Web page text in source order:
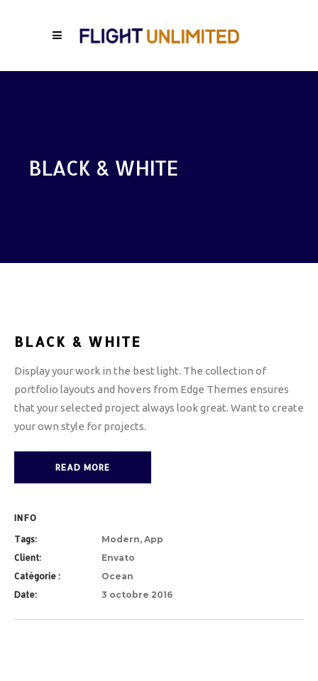
BLACK & WHITE
BLACK & WHITE
Display your work in the best light. The collection of
portfolio layouts and hovers from Edge Themes ensures
that your selected project always look great. Want to create
your own style for projects.
READ MORE
INFO
Tags:
Modern, App
Client:
Envato
Catégorie :
Ocean
Date:
3 octobre 2016